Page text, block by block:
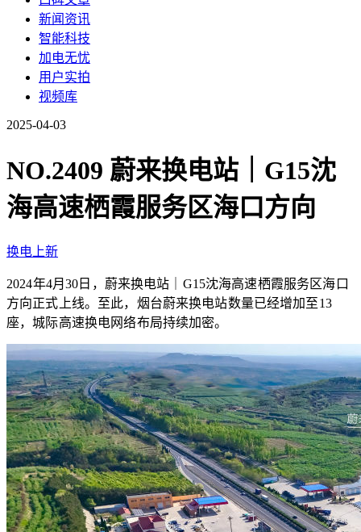
新闻资讯
智能科技
加电无忧
用户实拍
视频库
2025-04-03
NO.2409 蔚来换电站｜G15沈
海高速栖霞服务区海口方向
换电上新
2024年4月30日，蔚来换电站｜G15沈海高速栖霞服务区海口
方向正式上线。至此，烟台蔚来换电站数量已经增加至13
座，城际高速换电网络布局持续加密。